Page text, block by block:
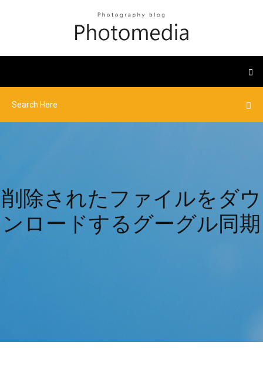
削除されたファイルをダウ
ンロードするグーグル同期